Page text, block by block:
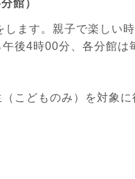
館）
ます。親子で楽しい
後4時00分、各分館は
こどものみ）を対象